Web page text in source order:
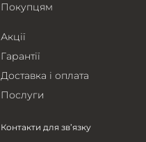
Покупцям
Акції
Гарантії
Доставка і оплата
Послуги
Контакти для зв’язку